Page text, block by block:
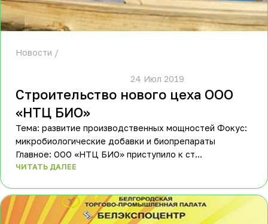
Новости
Строительство нового цеха ООО
«НТЦ БИО»
Тема: развитие производственных мощностей Фокус:
микробиологические добавки и биопрепараты
Главное: ООО «НТЦ БИО» приступило к ст...
ЧИТАТЬ ДАЛЕЕ